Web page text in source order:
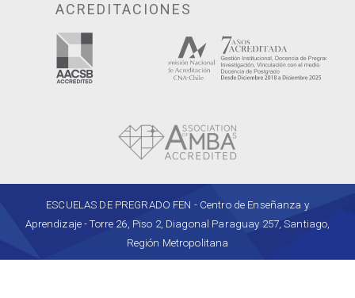
ACREDITACIONES
ESCUELAS DE PREGRADO FEN - Centro de Enseñanza y
Aprendizaje - Torre 26, Piso 2, Diagonal Paraguay 257, Santiago,
Región Metropolitana